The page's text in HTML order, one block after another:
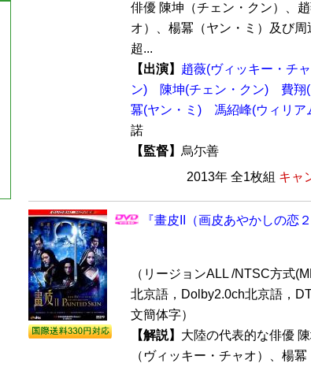
俳優 陳坤（チェン・クン）、
オ）、楊冪（ヤン・ミ）及び
超...
【出演】 趙薇(ヴィッキー・チ
ン)
陳坤(チェン・クン) 費翔
冪(ヤン・ミ)
馮紹峰(ウィリア
諾
【監督】 烏尓善
2013年 全1枚組 キャ
『畫皮II（画皮あやかしの恋
（リージョンALL /NTSC方式
北京語，Dolby2.0ch北京語，
文簡体字）
【解説】 大陸の代表的な俳優
（ヴィッキー・チャオ）、楊